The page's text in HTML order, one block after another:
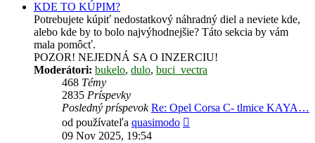
KDE TO KÚPIM?
Potrebujete kúpiť nedostatkový náhradný diel a neviete kde,
alebo kde by to bolo najvýhodnejšie? Táto sekcia by vám
mala pomôcť.
POZOR! NEJEDNÁ SA O INZERCIU!
Moderátori: bukelo, dulo, buci_vectra
468 Témy
2835 Príspevky
Posledný príspevok Re: Opel Corsa C- tlmice KAYA…
od používateľa quasimodo
09 Nov 2025, 19:54